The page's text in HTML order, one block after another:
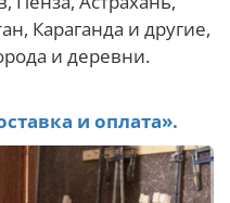
Караганда и другие,
и деревни.
и оплата».